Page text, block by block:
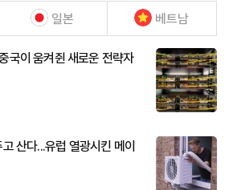
일본 베트남
국이 움켜쥔 새로운 전략자
산다...유럽 열광시킨 메이